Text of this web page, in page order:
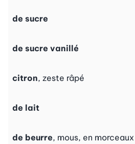
de sucre
de sucre vanillé
citron, zeste râpé
de lait
de beurre, mous, en morceaux